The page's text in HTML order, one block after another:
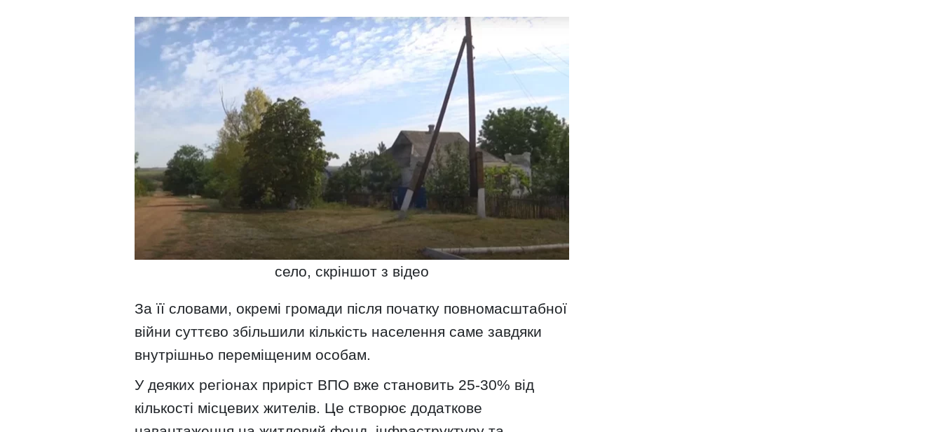
село, скріншот з відео
За її словами, окремі громади після початку повномасштабної
війни суттєво збільшили кількість населення саме завдяки
внутрішньо переміщеним особам.
У деяких регіонах приріст ВПО вже становить 25-30% від
кількості місцевих жителів. Це створює додаткове